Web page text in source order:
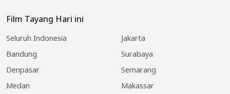
Film Tayang Hari ini
Seluruh Indonesia
Jakarta
Bandung
Surabaya
Denpasar
Semarang
Medan
Makassar